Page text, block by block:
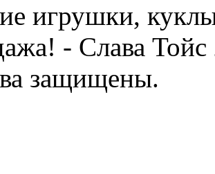
игрушки,
- Слава Тойс
защищены.